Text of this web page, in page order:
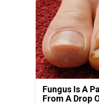
Fungus Is A
From A Drop